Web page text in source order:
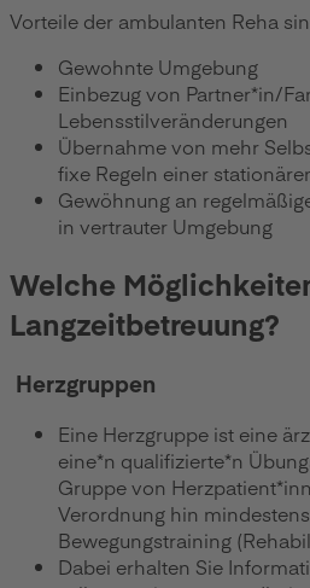
Vorteile der ambulanten Reha
Gewohnte Umgebung
Einbezug von Partner*in/
Lebensstilveränderungen
Übernahme von mehr
fixe Regeln einer
Gewöhnung an
in vertrauter Umgebung
Welche
Langzeitbetreuung?
Herzgruppen
Eine Herzgruppe ist eine
eine*n qualifizierte*n
Gruppe von
Verordnung hin
Bewegungstraining
Dabei erhalten Sie